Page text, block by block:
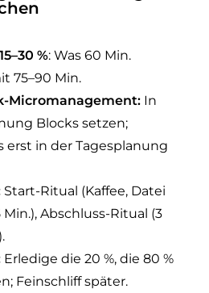
%: Was 60 Min.
75–90 Min.
Micromanagement: In
Blocks setzen;
erst in der Tagesplanung
Start-Ritual (Kaffee, Datei
Abschluss-Ritual (3
Erledige die 20 %, die 80 %
Feinschliff später.